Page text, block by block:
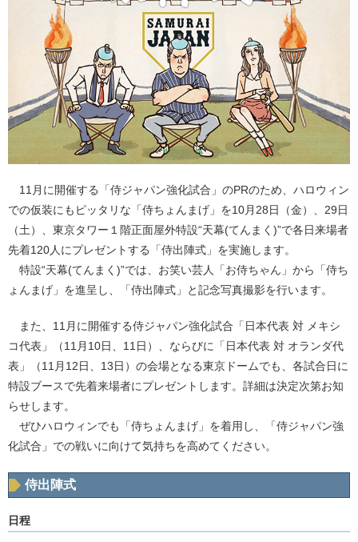
11月に開催する「侍ジャパン強化試合」のPRのため、ハロウィン
での仮装にもピッタリな「侍ちょんまげ」を10月28日（金）、29日
（土）、東京タワー１階正面屋外特設“天幕(てんまく)”で各日来場者
先着120人にプレゼントする「侍出陣式」を実施します。
特設“天幕(てんまく)”では、お笑い芸人「お侍ちゃん」から「侍ち
ょんまげ」を進呈し、「侍出陣式」と記念写真撮影を行います。
また、11月に開催する侍ジャパン強化試合「日本代表 対 メキシ
コ代表」（11月10日、11日）、ならびに「日本代表 対 オランダ代
表」（11月12日、13日）の会場となる東京ドームでも、各試合日に
特設ブースで先着来場者にプレゼントします。詳細は決定次第お知
らせします。
ぜひハロウィンでも「侍ちょんまげ」を着用し、「侍ジャパン強
化試合」での戦いに向けて気持ちを高めてください。
侍出陣式
日程